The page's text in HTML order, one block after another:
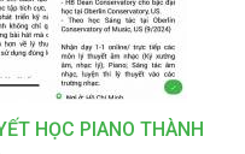
HỌC PIANO THÀNH